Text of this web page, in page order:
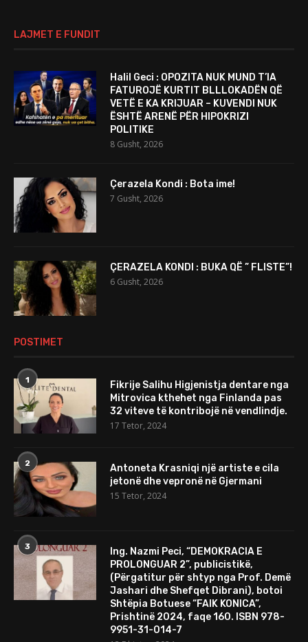
LAJMET E FUNDIT
Halil Geci : OPOZITA NUK MUND T’IA
FATUROJË KURTIT BLLLOKADËN QË
VETË E KA KRIJUAR – KUVENDI NUK
ËSHTË ARENË PËR HIPOKRIZI
POLITIKE
8 Gusht, 2026
Çerazela Kondi : Bota ime!
7 Gusht, 2026
ÇERAZELA KONDI : BUKA QË ” FLISTE”!
6 Gusht, 2026
POSTIMET
1
Fikrije Salihu Higjenistja dentare nga
Mitrovica kthehet nga Finlanda pas
32 viteve të kontribojë në vendlindje.
17 Tetor, 2024
2
Antoneta Krasniqi një artiste e cila
jetonë dhe vepronë në Gjermani
15 Tetor, 2024
3
Ing. Nazmi Peci, “DEMOKRACIA E
PROLONGUAR 2”, publicistikë,
(Përgatitur për shtyp nga Prof. Demë
Jashari dhe Shefqet Dibrani), botoi
Shtëpia Botuese “FAIK KONICA”,
Prishtinë 2024, faqe 160. ISBN 978-
9951-31-014-7